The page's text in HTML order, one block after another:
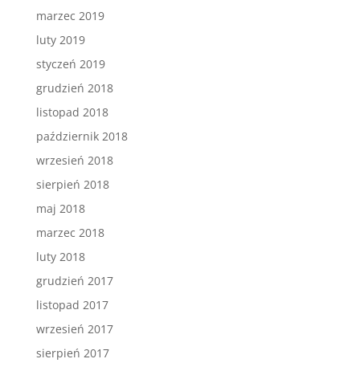
marzec 2019
luty 2019
styczeń 2019
grudzień 2018
listopad 2018
październik 2018
wrzesień 2018
sierpień 2018
maj 2018
marzec 2018
luty 2018
grudzień 2017
listopad 2017
wrzesień 2017
sierpień 2017